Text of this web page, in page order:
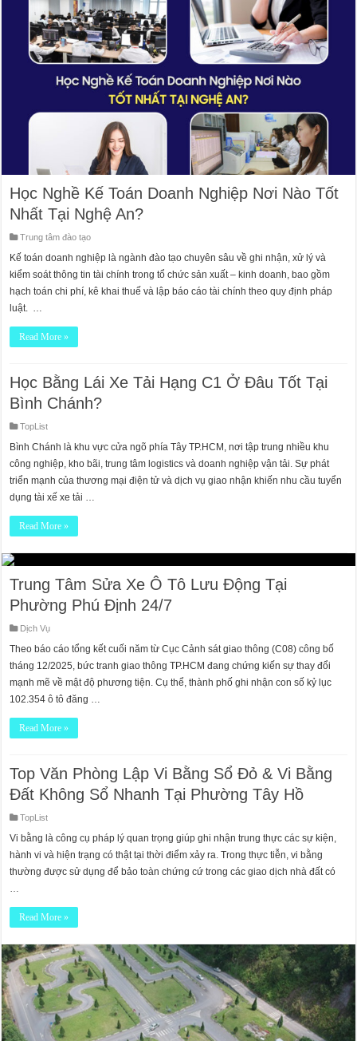
Học Nghề Kế Toán Doanh Nghiệp Nơi Nào Tốt
Nhất Tại Nghệ An?
Trung tâm đào tạo
Kế toán doanh nghiệp là ngành đào tạo chuyên sâu về ghi nhận, xử lý và
kiểm soát thông tin tài chính trong tổ chức sản xuất – kinh doanh, bao gồm
hạch toán chi phí, kê khai thuế và lập báo cáo tài chính theo quy định pháp
luật. …
Read More »
Học Bằng Lái Xe Tải Hạng C1 Ở Đâu Tốt Tại
Bình Chánh?
TopList
Bình Chánh là khu vực cửa ngõ phía Tây TP.HCM, nơi tập trung nhiều khu
công nghiệp, kho bãi, trung tâm logistics và doanh nghiệp vận tải. Sự phát
triển mạnh của thương mại điện tử và dịch vụ giao nhận khiến nhu cầu tuyển
dụng tài xế xe tải …
Read More »
Trung Tâm Sửa Xe Ô Tô Lưu Động Tại
Phường Phú Định 24/7
Dịch Vụ
Theo báo cáo tổng kết cuối năm từ Cục Cảnh sát giao thông (C08) công bố
tháng 12/2025, bức tranh giao thông TP.HCM đang chứng kiến sự thay đổi
mạnh mẽ về mật độ phương tiện. Cụ thể, thành phố ghi nhận con số kỷ lục
102.354 ô tô đăng …
Read More »
Top Văn Phòng Lập Vi Bằng Sổ Đỏ & Vi Bằng
Đất Không Sổ Nhanh Tại Phường Tây Hồ
TopList
Vi bằng là công cụ pháp lý quan trọng giúp ghi nhận trung thực các sự kiện,
hành vi và hiện trạng có thật tại thời điểm xảy ra. Trong thực tiễn, vi bằng
thường được sử dụng để bảo toàn chứng cứ trong các giao dịch nhà đất có
…
Read More »